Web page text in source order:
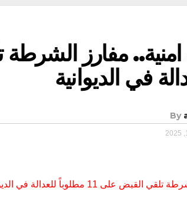
في الديوانية
By
11 مطلوباً للعدالة في الديوانية